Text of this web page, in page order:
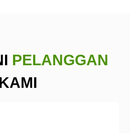
PELANGGAN
KAMI